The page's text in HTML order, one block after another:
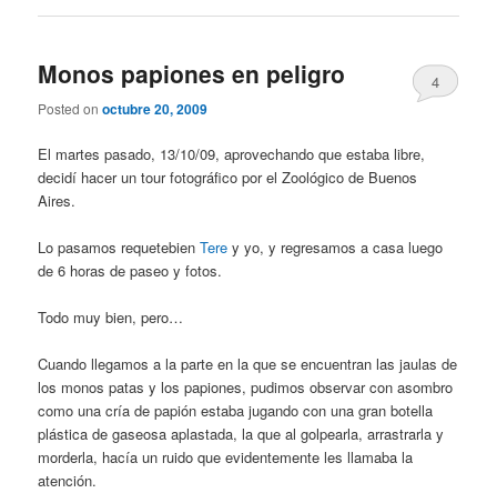
Monos papiones en peligro
Posted onoctubre 20, 2009
4
El martes pasado, 13/10/09, aprovechando que estaba libre,
decidí hacer un tour fotográfico por el Zoológico de Buenos
Aires.
Lo pasamos requetebienTere y yo, y regresamos a casa luego
de 6 horas de paseo y fotos.
Todo muy bien, pero…
Cuando llegamos a la parte en la que se encuentran las jaulas de
los monos patas y los papiones, pudimos observar con asombro
como una cría de papión estaba jugando con una gran botella
plástica de gaseosa aplastada, la que al golpearla, arrastrarla y
morderla, hacía un ruido que evidentemente les llamaba la
atención.